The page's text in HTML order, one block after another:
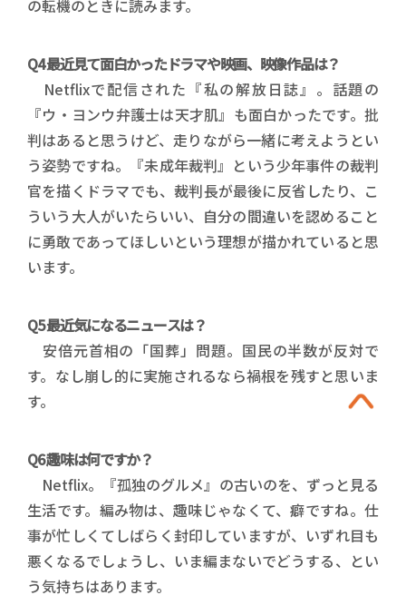
の転機のときに読みます。
Q4 最近見て面白かったドラマや映画、映像作品は？
Netflixで配信された『私の解放日誌』。話題の
『ウ・ヨンウ弁護士は天才肌』も面白かったです。批
判はあると思うけど、走りながら一緒に考えようとい
う姿勢ですね。『未成年裁判』という少年事件の裁判
官を描くドラマでも、裁判長が最後に反省したり、こ
ういう大人がいたらいい、自分の間違いを認めること
に勇敢であってほしいという理想が描かれていると思
います。
Q5 最近気になるニュースは？
安倍元首相の「国葬」問題。国民の半数が反対で
す。なし崩し的に実施されるなら禍根を残すと思いま
す。
Q6 趣味は何ですか？
Netflix。『孤独のグルメ』の古いのを、ずっと見る
生活です。編み物は、趣味じゃなくて、癖ですね。仕
事が忙しくてしばらく封印していますが、いずれ目も
悪くなるでしょうし、いま編まないでどうする、とい
う気持ちはあります。